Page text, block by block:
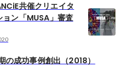
共催クリエイタ
ョン「MUSA」審査
の成功事例創出（2018）